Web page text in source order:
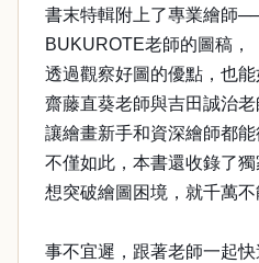
書末特輯附上了專業繪師
BUKUROTE老師的圖稿，
透過觀察好圖的優點，也能
齋藤直葵老師與吉田誠治老
讓繪畫新手和資深繪師都能
不僅如此，本書還收錄了獨
想突破繪圖困境，就千萬不
事不宜遲，跟著老師一起快